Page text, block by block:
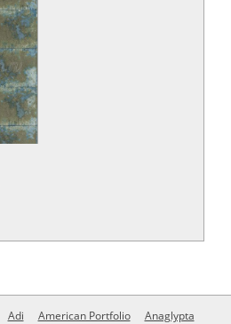
Adi American Portfolio
Anaglypta